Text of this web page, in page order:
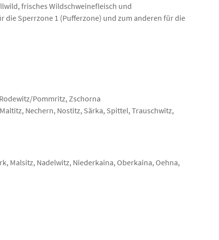
frisches Wildschweinefleisch und
die Sperrzone 1 (Pufferzone) und zum anderen für die
Pommritz, Zschorna
Nechern, Nostitz, Särka, Spittel, Trauschwitz,
Malsitz, Nadelwitz, Niederkaina, Oberkaina, Oehna,